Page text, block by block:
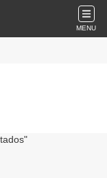
MENU